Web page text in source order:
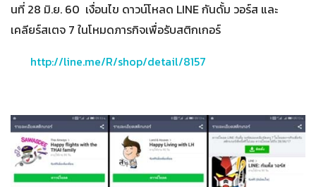
นที่ 28 มิ.ย. 60 เงื่อนไข ดาวน์โหลด LINE กันดั้ม วอร์ส และ
เคลียร์สเตจ 7 ในโหมดภารกิจเพื่อรับสติกเกอร์
http://line.me/R/shop/detail/8157